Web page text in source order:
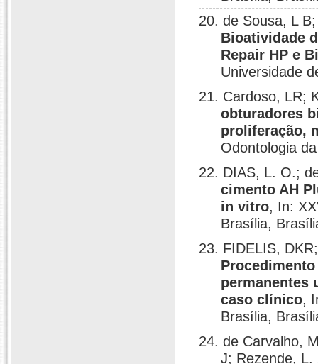
20. de Sousa, L
Bioatividade
Repair HP e
Universidade
21. Cardoso, LR;
obturadores
proliferação,
Odontologia
22. DIAS, L. O.;
cimento AH
in vitro, In:
Brasília,
23. FIDELIS,
permanentes
caso clínico,
Brasília,
24. de Carvalho,
J; Rezende, L.